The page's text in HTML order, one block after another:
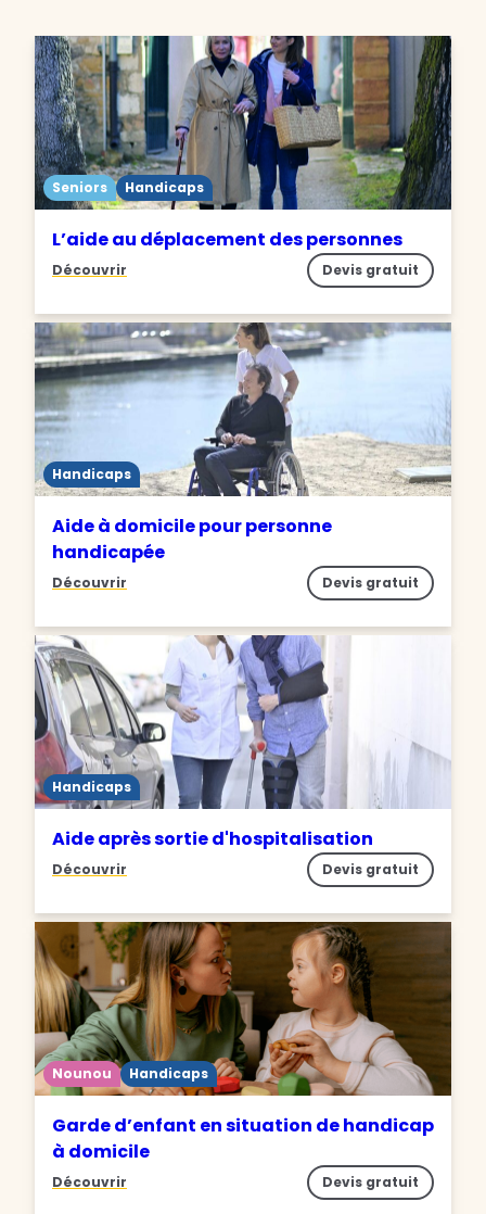
Seniors Handicaps
L’aide au déplacement des personnes
Découvrir Devis gratuit
Handicaps
Aide à domicile pour personne
handicapée
Découvrir Devis gratuit
Handicaps
Aide après sortie d'hospitalisation
Découvrir Devis gratuit
Nounou Handicaps
Garde d’enfant en situation de handicap
à domicile
Découvrir Devis gratuit